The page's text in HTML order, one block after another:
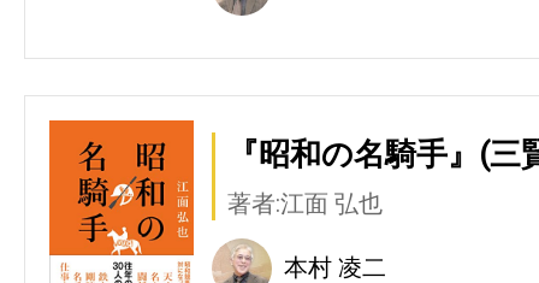
『昭和の名騎手』(三
著者:江面 弘也
本村 凌二